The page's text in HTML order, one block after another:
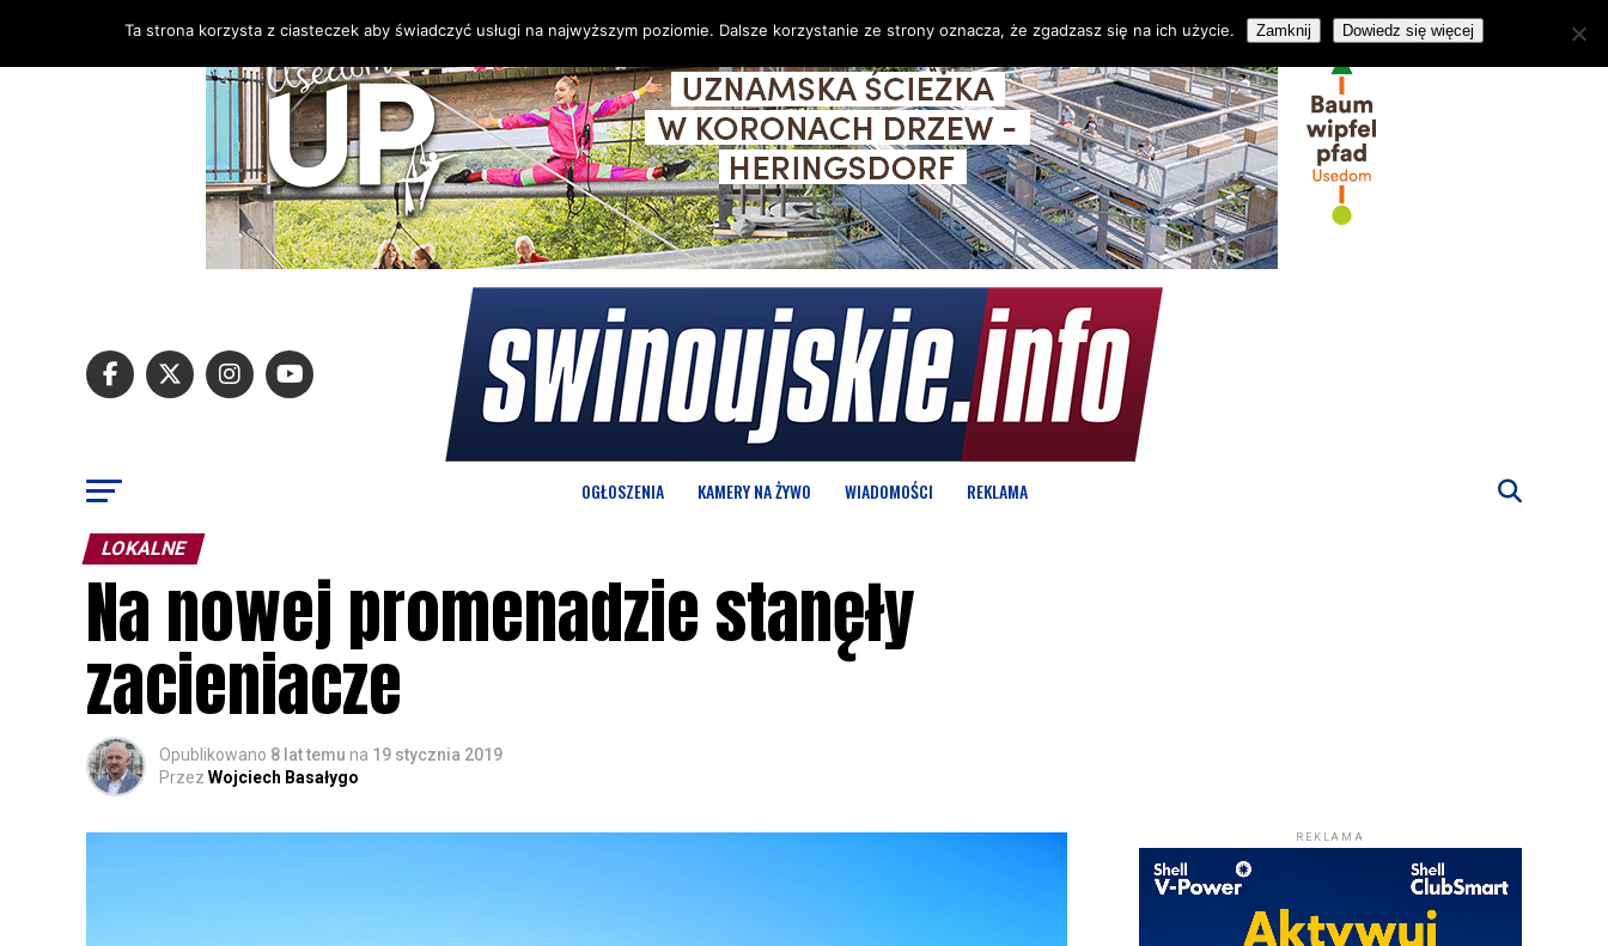
OGŁOSZENIA KAMERY NA ŻYWO WIADOMOŚCI REKLAMA
LOKALNE
Na nowej promenadzie stanęły
zacieniacze
Opublikowano 8 lat temu na 19 stycznia 2019
Przez Wojciech Basałygo
REKLAMA
Ta strona korzysta z ciasteczek aby świadczyć usługi na najwyższym poziomie. Dalsze korzystanie ze strony oznacza, że zgadzasz się na ich użycie. Zamknij Dowiedz się więcej